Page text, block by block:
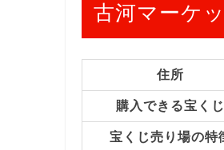
古河マーケ
住所
購入できる宝くじ
宝くじ売り場の特